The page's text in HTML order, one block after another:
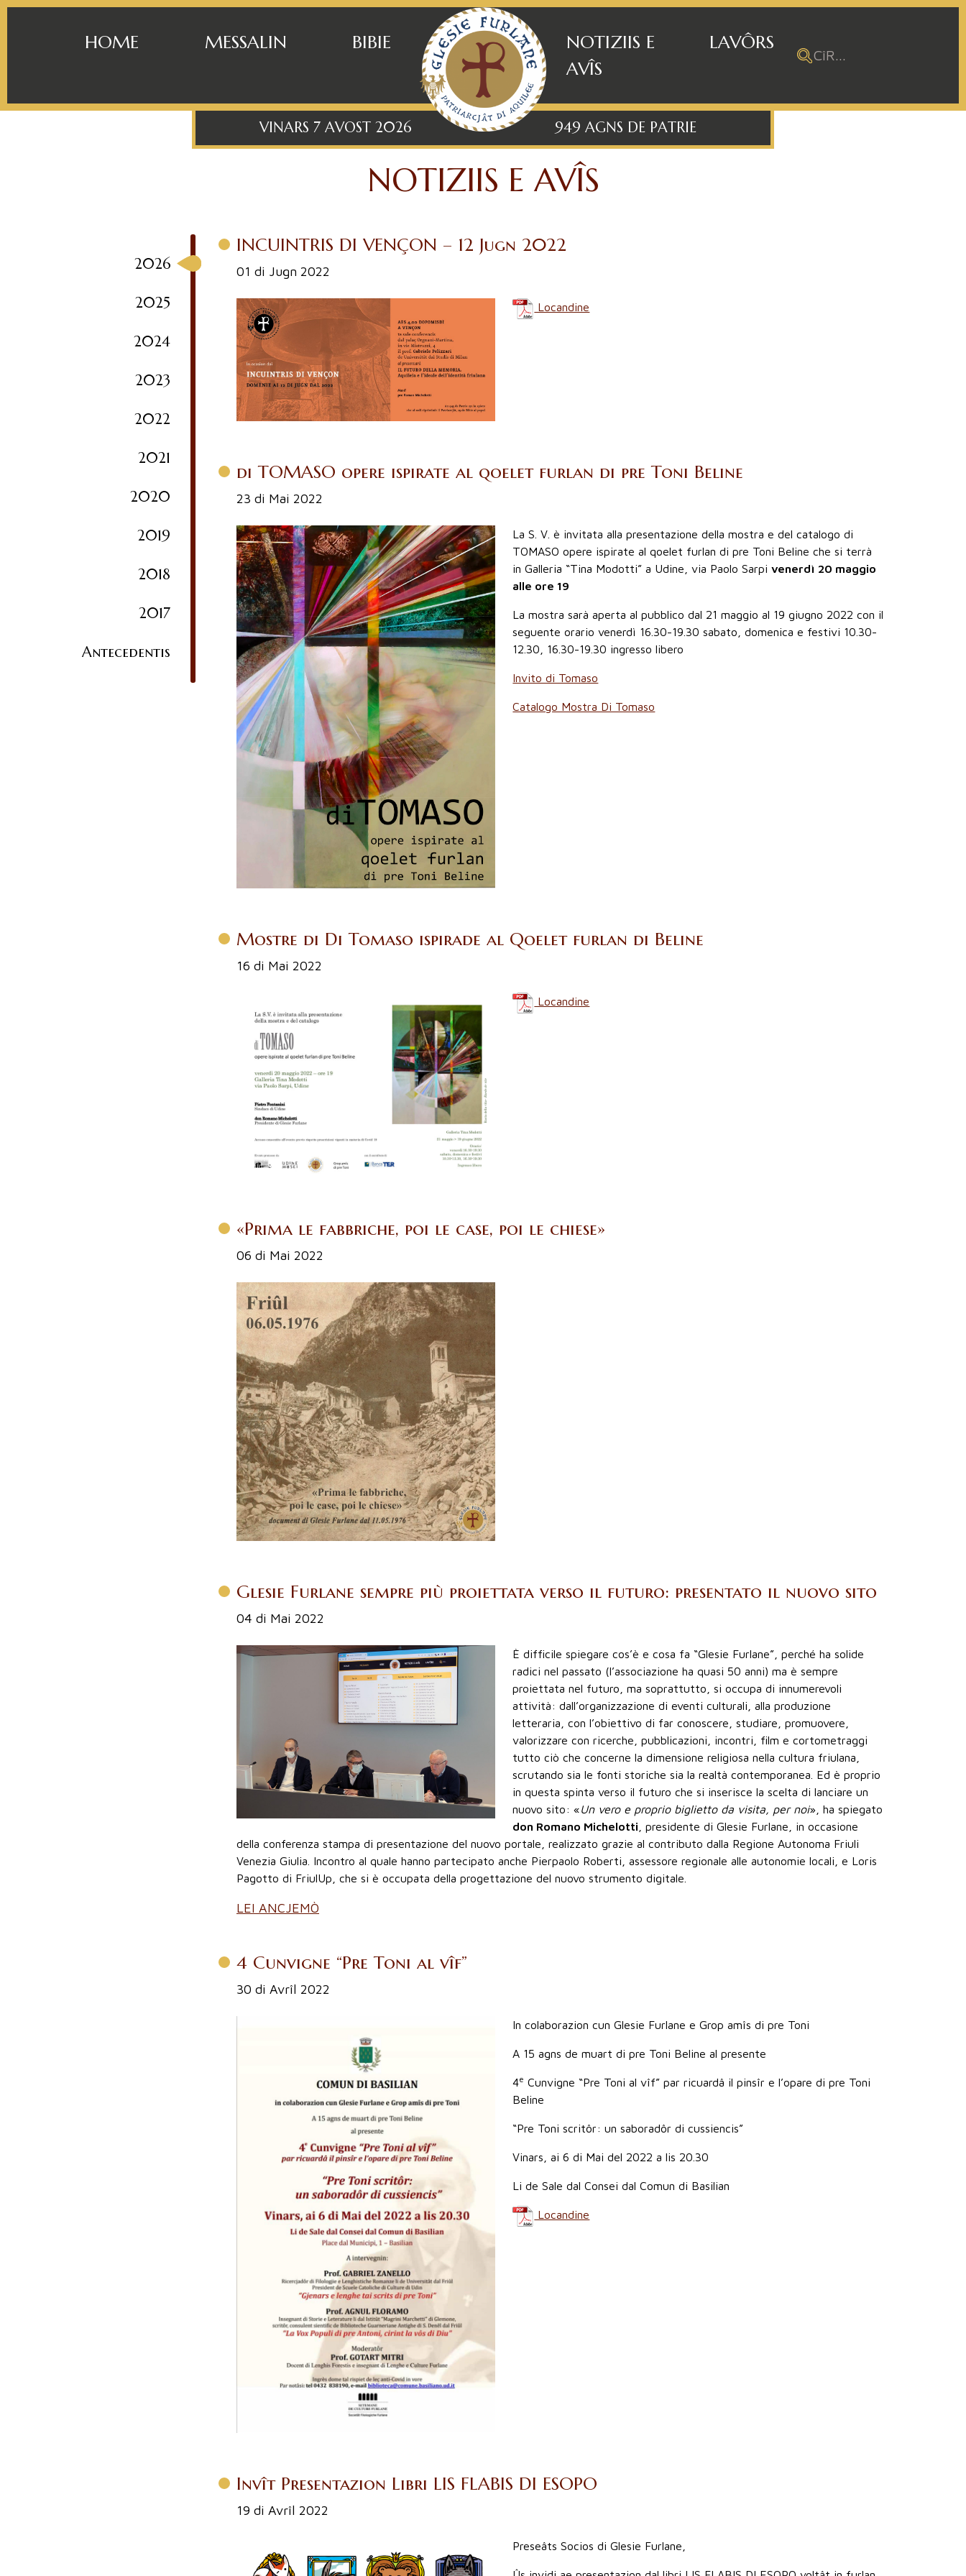
HOME MESSALIN BIBIE
NOTIZIIS E
AVÎS
LAVÔRS
VINARS 7 AVOST 2026 949 AGNS DE PATRIE
NOTIZIIS E AVÎS
2026
2025
2024
2023
2022
2021
2020
2019
2018
2017
Antecedentis
INCUINTRIS DI VENÇON – 12 Jugn 2022
01 di Jugn 2022
Locandine
di TOMASO opere ispirate al qoelet furlan di pre Toni Beline
23 di Mai 2022
La S. V. è invitata alla presentazione della mostra e del catalogo di
TOMASO opere ispirate al qoelet furlan di pre Toni Beline che si terrà
in Galleria “Tina Modotti” a Udine, via Paolo Sarpivenerdì 20 maggio
alle ore 19
La mostra sarà aperta al pubblico dal 21 maggio al 19 giugno 2022 con il
seguente orario venerdì 16.30-19.30 sabato, domenica e festivi 10.30-
12.30, 16.30-19.30 ingresso libero
Invito di Tomaso
Catalogo Mostra Di Tomaso
Mostre di Di Tomaso ispirade al Qoelet furlan di Beline
16 di Mai 2022
Locandine
«Prima le fabbriche, poi le case, poi le chiese»
06 di Mai 2022
Glesie Furlane sempre più proiettata verso il futuro: presentato il nuovo sito
04 di Mai 2022
È difficile spiegare cos’è e cosa fa “Glesie Furlane”, perché ha solide
radici nel passato (l’associazione ha quasi 50 anni) ma è sempre
proiettata nel futuro, ma soprattutto, si occupa di innumerevoli
attività: dall’organizzazione di eventi culturali, alla produzione
letteraria, con l’obiettivo di far conoscere, studiare, promuovere,
valorizzare con ricerche, pubblicazioni, incontri, film e cortometraggi
tutto ciò che concerne la dimensione religiosa nella cultura friulana,
scrutando sia le fonti storiche sia la realtà contemporanea. Ed è proprio
in questa spinta verso il futuro che si inserisce la scelta di lanciare un
nuovo sito: «Un vero e proprio biglietto da visita, per noi», ha spiegato
don Romano Michelotti , presidente di Glesie Furlane, in occasione
della conferenza stampa di presentazione del nuovo portale, realizzato grazie al contributo dalla Regione Autonoma Friuli
Venezia Giulia. Incontro al quale hanno partecipato anche Pierpaolo Roberti, assessore regionale alle autonomie locali, e Loris
Pagotto di FriulUp, che si è occupata della progettazione del nuovo strumento digitale.
LEI ANCJEMÒ
4 Cunvigne “Pre Toni al vîf”
30 di Avrîl 2022
In colaborazion cun Glesie Furlane e Grop amîs di pre Toni
A 15 agns de muart di pre Toni Beline al presente
4e Cunvigne “Pre Toni al vîf” par ricuardâ il pinsîr e l’opare di pre Toni
Beline
“Pre Toni scritôr: un saboradôr di cussiencis”
Vinars, ai 6 di Mai del 2022 a lis 20.30
Li de Sale dal Consei dal Comun di Basilian
Locandine
Invît Presentazion Libri LIS FLABIS DI ESOPO
19 di Avrîl 2022
Preseâts Socios di Glesie Furlane,